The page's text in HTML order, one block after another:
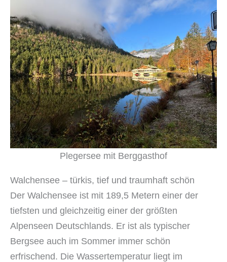
Plegersee mit Berggasthof
Walchensee – türkis, tief und traumhaft schön
Der Walchensee ist mit 189,5 Metern einer der
tiefsten und gleichzeitig einer der größten
Alpenseen Deutschlands. Er ist als typischer
Bergsee auch im Sommer immer schön
erfrischend. Die Wassertemperatur liegt im